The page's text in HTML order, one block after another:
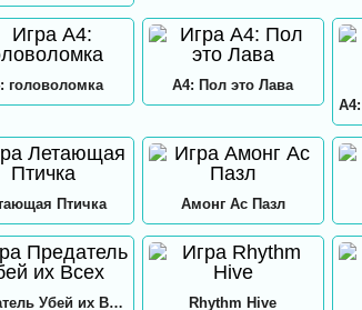
головоломка
А4: Пол это Лава
Птичка Амонг Ас Пазл
Предатель Убей их Всех Rhythm Hive